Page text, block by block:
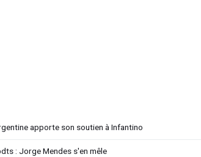
apporte son soutien à Infantino
: Jorge Mendes s'en mêle